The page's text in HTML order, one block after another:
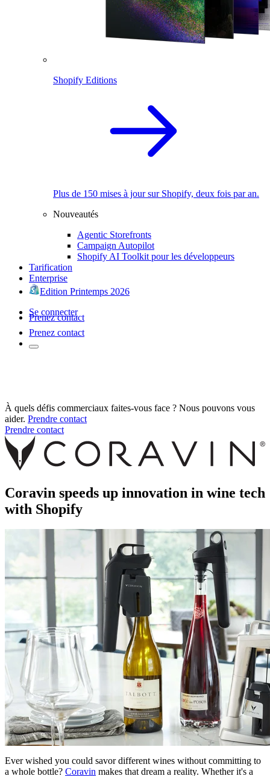
Shopify Editions
Plus de 150 mises à jour sur Shopify, deux fois par an.
Nouveautés
Agentic Storefronts
Campaign Autopilot
Shopify AI Toolkit pour les développeurs
Tarification
Enterprise
Edition Printemps 2026
Se connecter
Prenez contact
Prenez contact
À quels défis commerciaux faites-vous face ? Nous pouvons vous
aider. Prendre contact
Prendre contact
Coravin speeds up innovation in wine tech
with Shopify
Ever wished you could savor different wines without committing to
a whole bottle? Coravin makes that dream a reality. Whether it's a